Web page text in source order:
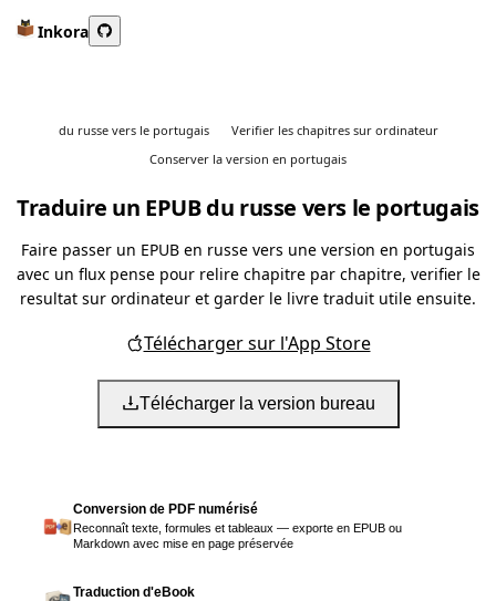
Inkora
du russe vers le portugais
Verifier les chapitres sur ordinateur
Conserver la version en portugais
Traduire un EPUB du russe vers le portugais
Faire passer un EPUB en russe vers une version en portugais
avec un flux pense pour relire chapitre par chapitre, verifier le
resultat sur ordinateur et garder le livre traduit utile ensuite.
Télécharger sur l'App Store
Télécharger la version bureau
Conversion de PDF numérisé
Reconnaît texte, formules et tableaux — exporte en EPUB ou
Markdown avec mise en page préservée
Traduction d'eBook